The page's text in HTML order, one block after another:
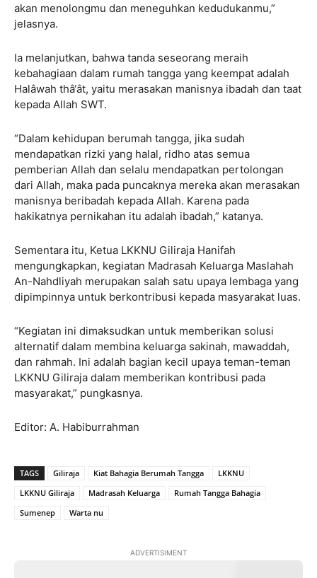
akan menolongmu dan meneguhkan kedudukanmu,”
jelasnya.
Ia melanjutkan, bahwa tanda seseorang meraih
kebahagiaan dalam rumah tangga yang keempat adalah
Halâwah thâ‘ât, yaitu merasakan manisnya ibadah dan taat
kepada Allah SWT.
“Dalam kehidupan berumah tangga, jika sudah
mendapatkan rizki yang halal, ridho atas semua
pemberian Allah dan selalu mendapatkan pertolongan
dari Allah, maka pada puncaknya mereka akan merasakan
manisnya beribadah kepada Allah. Karena pada
hakikatnya pernikahan itu adalah ibadah,” katanya.
Sementara itu, Ketua LKKNU Giliraja Hanifah
mengungkapkan, kegiatan Madrasah Keluarga Maslahah
An-Nahdliyah merupakan salah satu upaya lembaga yang
dipimpinnya untuk berkontribusi kepada masyarakat luas.
“Kegiatan ini dimaksudkan untuk memberikan solusi
alternatif dalam membina keluarga sakinah, mawaddah,
dan rahmah. Ini adalah bagian kecil upaya teman-teman
LKKNU Giliraja dalam memberikan kontribusi pada
masyarakat,” pungkasnya.
Editor: A. Habiburrahman
TAGS Giliraja Kiat Bahagia Berumah Tangga
LKKNU
LKKNU Giliraja
Madrasah Keluarga
Rumah Tangga Bahagia
Sumenep
Warta nu
ADVERTISIMENT